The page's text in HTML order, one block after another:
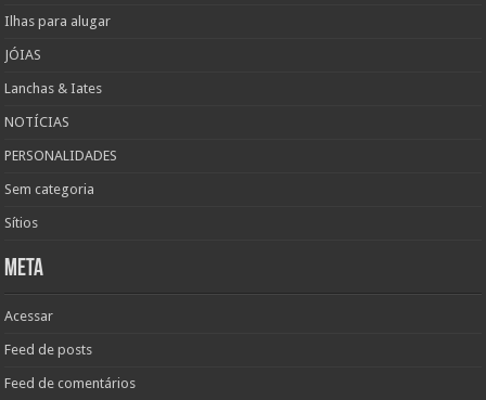
Ilhas para alugar
JÓIAS
Lanchas & Iates
NOTÍCIAS
PERSONALIDADES
Sem categoria
Sítios
Meta
Acessar
Feed de posts
Feed de comentários